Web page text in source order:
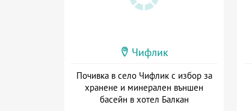
Чифлик
Почивка в село Чифлик с избор за
хранене и минерален външен
басейн в хотел Балкан